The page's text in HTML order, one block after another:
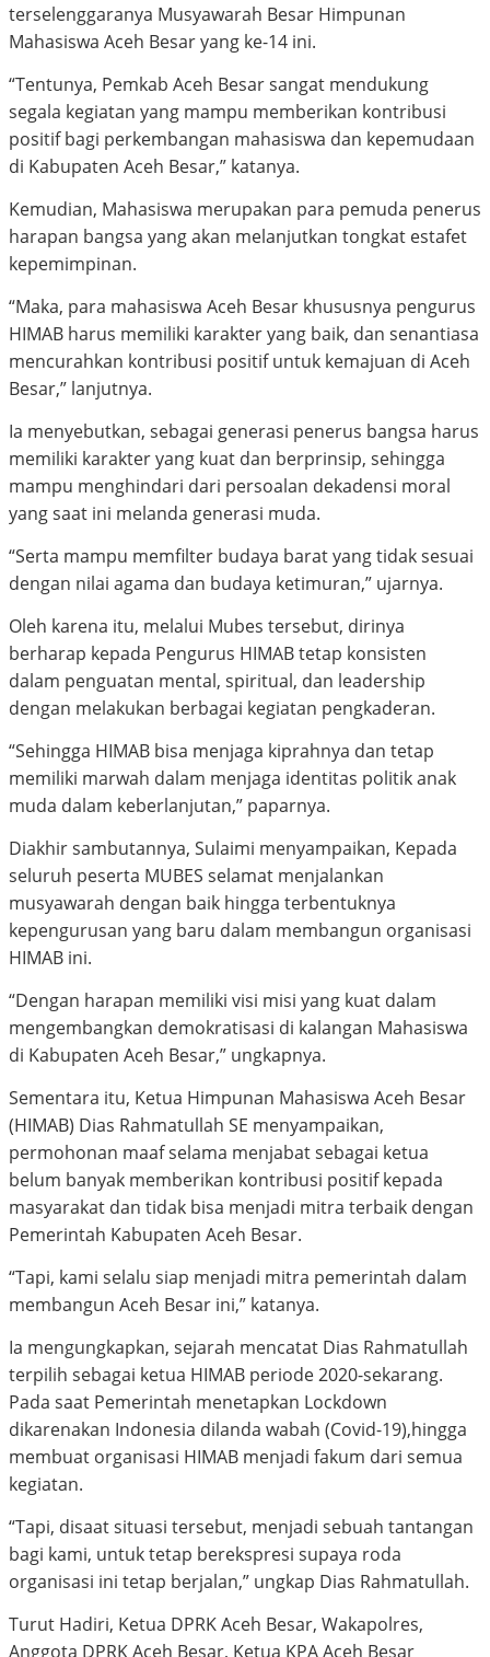
terselenggaranya Musyawarah Besar Himpunan
Mahasiswa Aceh Besar yang ke-14 ini.
“Tentunya, Pemkab Aceh Besar sangat mendukung
segala kegiatan yang mampu memberikan kontribusi
positif bagi perkembangan mahasiswa dan kepemudaan
di Kabupaten Aceh Besar,” katanya.
Kemudian, Mahasiswa merupakan para pemuda penerus
harapan bangsa yang akan melanjutkan tongkat estafet
kepemimpinan.
“Maka, para mahasiswa Aceh Besar khususnya pengurus
HIMAB harus memiliki karakter yang baik, dan senantiasa
mencurahkan kontribusi positif untuk kemajuan di Aceh
Besar,” lanjutnya.
Ia menyebutkan, sebagai generasi penerus bangsa harus
memiliki karakter yang kuat dan berprinsip, sehingga
mampu menghindari dari persoalan dekadensi moral
yang saat ini melanda generasi muda.
“Serta mampu memfilter budaya barat yang tidak sesuai
dengan nilai agama dan budaya ketimuran,” ujarnya.
Oleh karena itu, melalui Mubes tersebut, dirinya
berharap kepada Pengurus HIMAB tetap konsisten
dalam penguatan mental, spiritual, dan leadership
dengan melakukan berbagai kegiatan pengkaderan.
“Sehingga HIMAB bisa menjaga kiprahnya dan tetap
memiliki marwah dalam menjaga identitas politik anak
muda dalam keberlanjutan,” paparnya.
Diakhir sambutannya, Sulaimi menyampaikan, Kepada
seluruh peserta MUBES selamat menjalankan
musyawarah dengan baik hingga terbentuknya
kepengurusan yang baru dalam membangun organisasi
HIMAB ini.
“Dengan harapan memiliki visi misi yang kuat dalam
mengembangkan demokratisasi di kalangan Mahasiswa
di Kabupaten Aceh Besar,” ungkapnya.
Sementara itu, Ketua Himpunan Mahasiswa Aceh Besar
(HIMAB) Dias Rahmatullah SE menyampaikan,
permohonan maaf selama menjabat sebagai ketua
belum banyak memberikan kontribusi positif kepada
masyarakat dan tidak bisa menjadi mitra terbaik dengan
Pemerintah Kabupaten Aceh Besar.
“Tapi, kami selalu siap menjadi mitra pemerintah dalam
membangun Aceh Besar ini,” katanya.
Ia mengungkapkan, sejarah mencatat Dias Rahmatullah
terpilih sebagai ketua HIMAB periode 2020-sekarang.
Pada saat Pemerintah menetapkan Lockdown
dikarenakan Indonesia dilanda wabah (Covid-19),hingga
membuat organisasi HIMAB menjadi fakum dari semua
kegiatan.
“Tapi, disaat situasi tersebut, menjadi sebuah tantangan
bagi kami, untuk tetap berekspresi supaya roda
organisasi ini tetap berjalan,” ungkap Dias Rahmatullah.
Turut Hadiri, Ketua DPRK Aceh Besar, Wakapolres,
Anggota DPRK Aceh Besar, Ketua KPA Aceh Besar